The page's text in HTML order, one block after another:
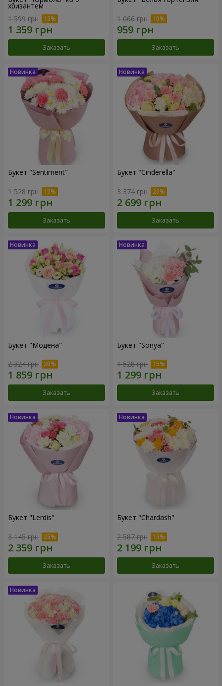
хризантем
1 599 грн
Заказать
1 066 грн
Заказать
Букет "Sentiment"
1 528 грн
Заказать
Букет "Cinderella"
3 374 грн
Заказать
Букет "Модена"
2 324 грн
Заказать
Букет "Sonya"
1 528 грн
Заказать
Букет "Lerdis"
3 145 грн
Заказать
Букет "Chardash"
2 587 грн
Заказать